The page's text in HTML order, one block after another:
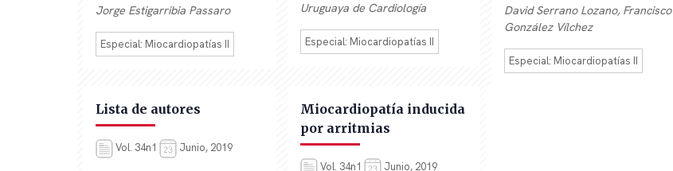
Jorge Estigarribia Passaro
Especial: Miocardiopatías II
Uruguaya de Cardiología
Especial: Miocardiopatías II
David Serrano Lozano, Francisco
González Vílchez
Especial: Miocardiopatías II
Lista de autores
Vol. 34n1 Junio, 2019
Miocardiopatía inducida
por arritmias
Vol. 34n1 Junio, 2019